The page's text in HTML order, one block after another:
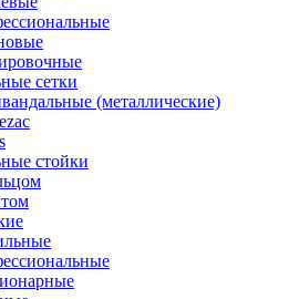
сетки
(металлические)
стойки